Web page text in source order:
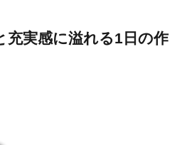
充実感に溢れる1日の作